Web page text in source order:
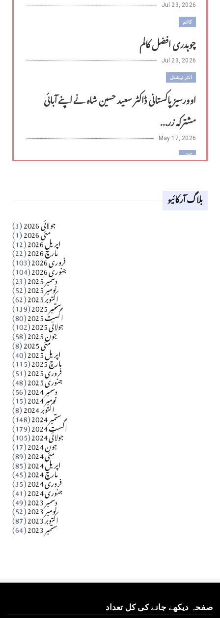
Jul 23, 2026
کالم
چوہدری افضل کالم
Jul 23, 2026
انٹر نیشنل
اوورسیز پاکستانی ڈاکٹر سعید حسین شاہ نے اپنے آبائی
مشترکہ زر...
May 17, 2026
کالم
Apr 18, 2026
آزاد کشمیر جیسے احتجاج کی ضرورت ہے؟ از،،، ظہیرالدین
بلاگ آرکائیو
جولائی 2026 (3) مئی 2026 (1) اپریل 2026 (12) مارچ 2026 (22) فروری 2026 (103) جنوری 2026 (104) دسمبر 2025 (23) نومبر 2025 (52) اکتوبر 2025 (62) ستمبر 2025 (139) اگست 2025 (80) جولائی 2025 (102) جون 2025 (58) مئی 2025 (8) اپریل 2025 (40) مارچ 2025 (115) فروری 2025 (51) جنوری 2025 (48) دسمبر 2024 (56) نومبر 2024 (15) اکتوبر 2024 (8) ستمبر 2024 (148) اگست 2024 (179) جولائی 2024 (105) جون 2024 (17) مئی 2024 (89) اپریل 2024 (85) مارچ 2024 (45) فروری 2024 (35) جنوری 2024 (41) دسمبر 2023 (49) نومبر 2023 (52) اکتوبر 2023 (87) ستمبر 2023 (64)
صفحہ دیکھے جانے کی کل تعداد